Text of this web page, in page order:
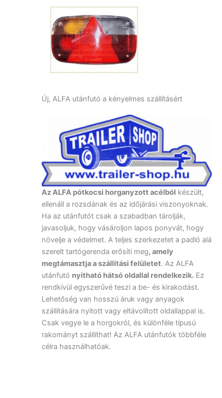
Új, ALFA utánfutó a kényelmes szállításért
Az ALFA pótkocsi horganyzott acélból készült,
ellenáll a rozsdának és az időjárási viszonyoknak.
Ha az utánfutót csak a szabadban tárolják,
javasoljuk, hogy vásároljon lapos ponyvát, hogy
növelje a védelmet. A teljes szerkezetet a padló alá
szerelt tartógerenda erősíti meg, amely
megtámasztja a szállítási felületet. Az ALFA
utánfutó nyitható hátsó oldallal rendelkezik.Ez
rendkívül egyszerűvé teszi a be- és kirakodást.
Lehetőség van hosszú áruk vagy anyagok
szállítására nyitott vagy eltávolított oldallappal is.
Csak vegye le a horgokról, és különféle típusú
rakományt szállíthat! Az ALFA utánfutók többféle
célra használhatóak.